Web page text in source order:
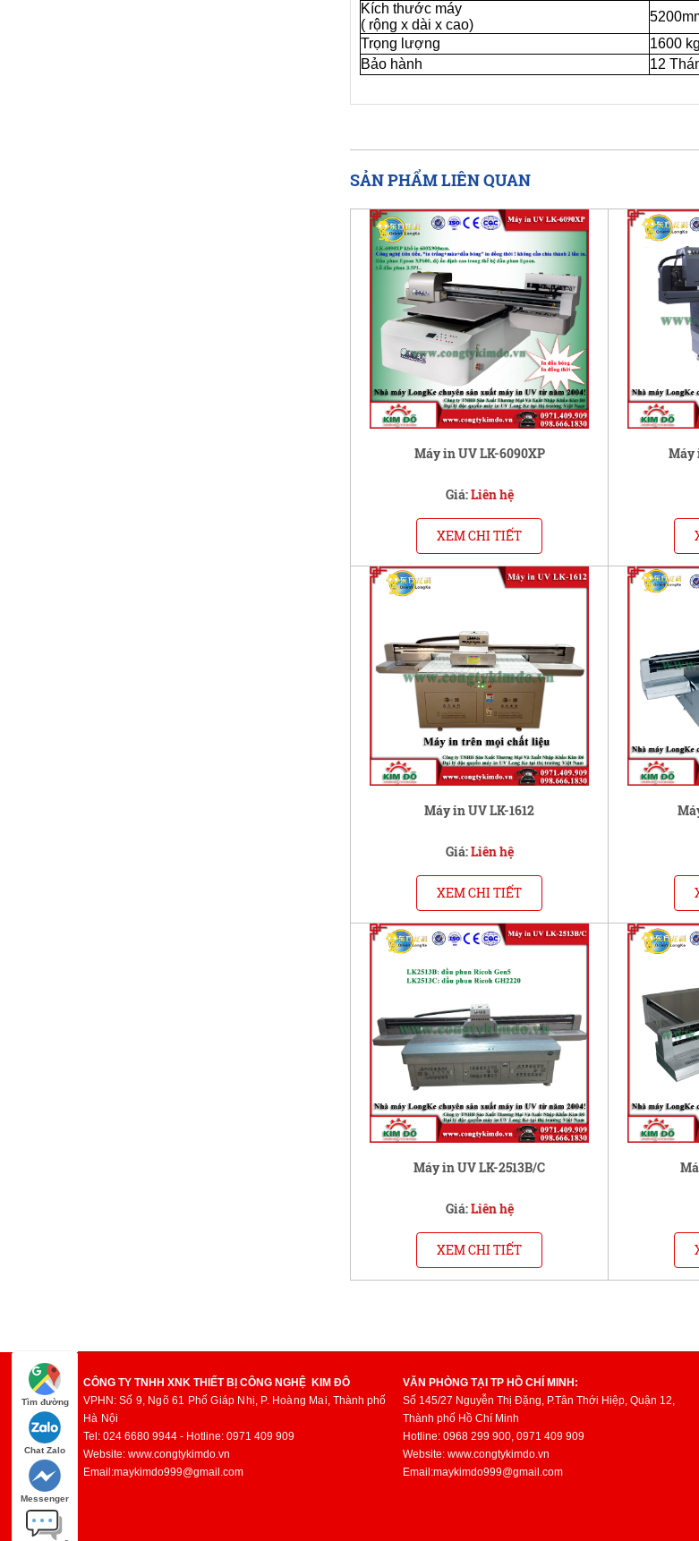
Kích thước máy
( rộng x dài x cao)
Trọng lượng
1600 kg
Bảo hành
12
SẢN PHẨM LIÊN QUAN
Máy in UV LK-6090XP
Giá:Liên hệ
XEM CHI TIẾT
Máy
Máy in UV LK-1612
Giá:Liên hệ
XEM CHI TIẾT
Máy in UV LK-2513B/C
Giá:Liên hệ
XEM CHI TIẾT
Tìm đường
Chat Zalo
Messenger
CÔNG TY TNHH XNK THIẾT BỊ CÔNG NGHỆ KIM ĐÔ
VPHN: Số 9, Ngõ 61 Phố Giáp Nhị, P. Hoàng Mai,Thành phố
Hà Nội
Tel: 024 6680 9944 - Hotline: 0971 409 909
Website: www.congtykimdo.vn
Email:maykimdo999@gmail.com
VĂN PHÒNG TẠI TP HỒ CHÍ MINH:
Số 145/27 Nguyễn Thị Đặng, P.Tân Thới Hiệp, Quận 12,
Thành phố Hồ Chí Minh
Hotline: 0968 299 900, 0971 409 909
Website: www.congtykimdo.vn
Email:maykimdo999@gmail.com